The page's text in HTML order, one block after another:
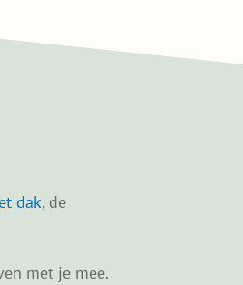
dak, de
met je mee.